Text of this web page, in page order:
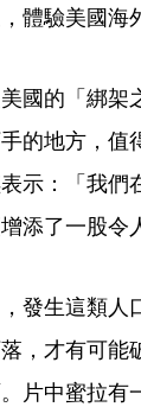
體驗美國海
國的「綁架
的地方，值
示：「我們
添了一股令
發生這類人
，才有可能
片中蜜拉有